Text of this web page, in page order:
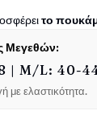
το
Μεγεθών:
| M/L: 40-
με ελαστικότητα.